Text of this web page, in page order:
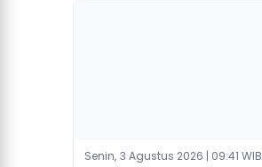
Senin, 3 Agustus 2026 | 09:41 WIB